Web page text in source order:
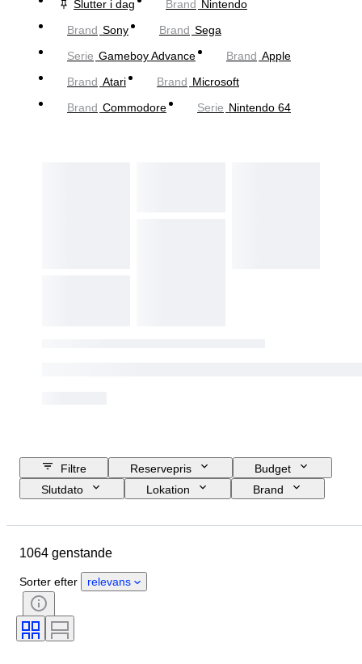
Slutter i dag
Brand Nintendo
Brand Sony Brand Sega
Serie Gameboy Advance Brand Apple
Brand Atari Brand Microsoft
Brand Commodore Serie Nintendo 64
Filtre Reservepris
Budget
Slutdato
Lokation
Brand
Ekstra tilbehør
Stil
Signatur
Urværk
Æra
1064 genstande
Sorter efter relevans